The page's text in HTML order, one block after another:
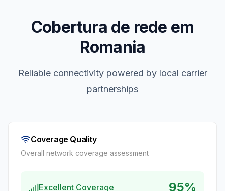
Cobertura de rede em
Romania
Reliable connectivity powered by local carrier
partnerships
Coverage Quality
Overall network coverage assessment
Excellent Coverage 95%